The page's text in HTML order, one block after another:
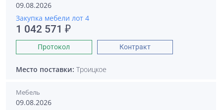
09.08.2026
Закупка мебели лот 4
1 042 571 ₽
Протокол Контракт
Место поставки: Троицкое
Мебель
09.08.2026